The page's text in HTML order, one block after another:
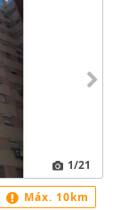
1/21
Máx. 10km